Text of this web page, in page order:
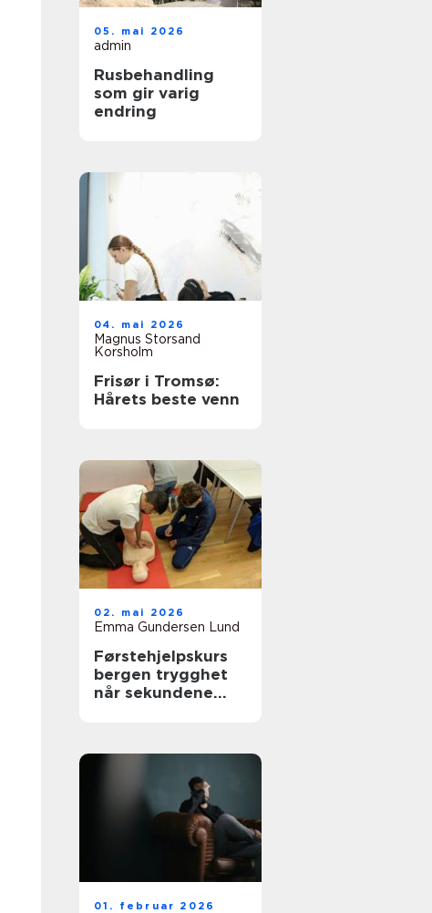
05. mai 2026
admin
Rusbehandling
som gir varig
endring
04. mai 2026
Magnus Storsand
Korsholm
Frisør i Tromsø:
Hårets beste venn
02. mai 2026
Emma Gundersen Lund
Førstehjelpskurs
bergen trygghet
når sekundene
01. februar 2026